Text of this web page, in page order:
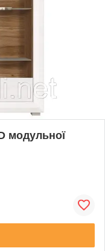
модульної